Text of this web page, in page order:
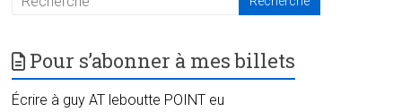
Pour s’abonner à mes billets
Écrire à guy AT leboutte POINT eu